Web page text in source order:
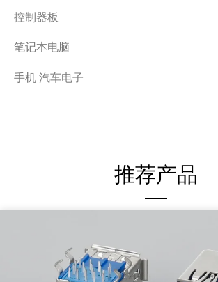
控制器板
笔记本电脑
手机 汽车电子
推荐产品